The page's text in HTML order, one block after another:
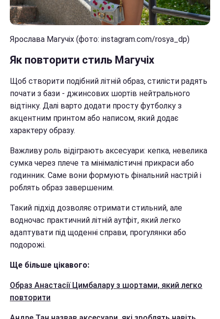
Ярослава Магучіх (фото: instagram.com/rosya_dp)
Як повторити стиль Магучіх
Щоб створити подібний літній образ, стилісти радять
почати з бази - джинсових шортів нейтрального
відтінку. Далі варто додати просту футболку з
акцентним принтом або написом, який додає
характеру образу.
Важливу роль відіграють аксесуари: кепка, невелика
сумка через плече та мінімалістичні прикраси або
годинник. Саме вони формують фінальний настрій і
роблять образ завершеним.
Такий підхід дозволяє отримати стильний, але
водночас практичний літній аутфіт, який легко
адаптувати під щоденні справи, прогулянки або
подорожі.
Ще більше цікавого:
Образ Анастасії Цимбалару з шортами, який легко
повторити